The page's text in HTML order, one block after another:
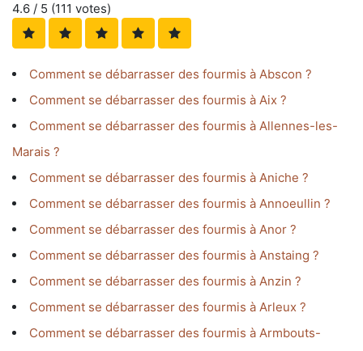
4.6 / 5 (111 votes)
Comment se débarrasser des fourmis à Abscon ?
Comment se débarrasser des fourmis à Aix ?
Comment se débarrasser des fourmis à Allennes-les-
Marais ?
Comment se débarrasser des fourmis à Aniche ?
Comment se débarrasser des fourmis à Annoeullin ?
Comment se débarrasser des fourmis à Anor ?
Comment se débarrasser des fourmis à Anstaing ?
Comment se débarrasser des fourmis à Anzin ?
Comment se débarrasser des fourmis à Arleux ?
Comment se débarrasser des fourmis à Armbouts-